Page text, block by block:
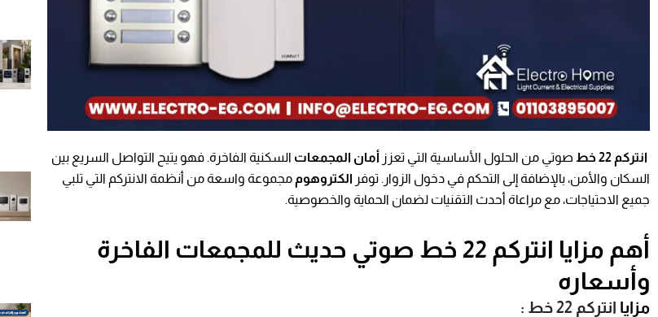
انتركم 22 خط صوتي من الحلول الأساسية التي تعزز أمان المجمعات السكنية الفاخرة. فهو يتيح التواصل السريع بين
السكان والأمن، بالإضافة إلى التحكم في دخول الزوار. توفر الكتروهوم مجموعة واسعة من أنظمة الانتركم التي تلبي
جميع الاحتياجات، مع مراعاة أحدث التقنيات لضمان الحماية والخصوصية.
أهم مزايا انتركم 22 خط صوتي
حديث للمجمعات الفاخرة
وأسعاره
مزايا انتركم 22 خط :